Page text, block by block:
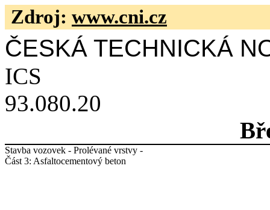
Zdroj: www.cni.cz
ČESKÁ TECHNICKÁ
ICS
93.080.20
Stavba vozovek - Prolévané vrstvy -
Část 3: Asfaltocementový beton